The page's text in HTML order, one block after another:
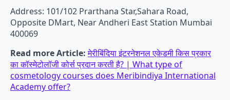
Address: 101/102 Prarthana Star,Sahara Road,
Opposite DMart, Near Andheri East Station Mumbai
400069
Read more Article: मेरीबिंदिया इंटरनेशनल एकेडमी किस प्रकार
का कॉस्मेटोलॉजी कोर्स प्रदान करती है? | What type of
cosmetology courses does Meribindiya International
Academy offer?